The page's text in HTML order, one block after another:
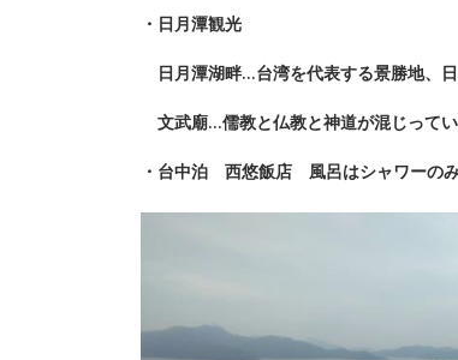
・日月潭観光
日月潭湖畔…台湾を代表する景勝地、
文武廟…儒教と仏教と神道が混じって
・台中泊 西悠飯店 風呂はシャワーのみ